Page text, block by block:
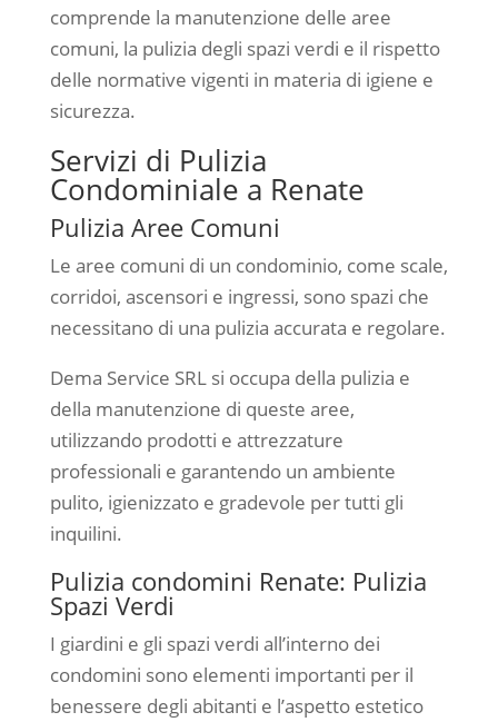
comprende la manutenzione delle aree
comuni, la pulizia degli spazi verdi e il rispetto
delle normative vigenti in materia di igiene e
sicurezza.
Servizi di Pulizia
Condominiale a Renate
Pulizia Aree Comuni
Le aree comuni di un condominio, come scale,
corridoi, ascensori e ingressi, sono spazi che
necessitano di una pulizia accurata e regolare.
Dema Service SRL si occupa della pulizia e
della manutenzione di queste aree,
utilizzando prodotti e attrezzature
professionali e garantendo un ambiente
pulito, igienizzato e gradevole per tutti gli
inquilini.
Pulizia condomini Renate: Pulizia
Spazi Verdi
I giardini e gli spazi verdi all’interno dei
condomini sono elementi importanti per il
benessere degli abitanti e l’aspetto estetico